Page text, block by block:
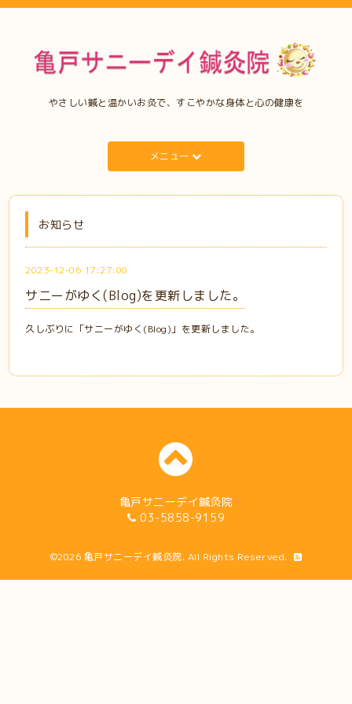
やさしい鍼と温かいお灸で、すこやかな身体と心の健康を
メニュー
お知らせ
2023-12-06 17:27:00
サニーがゆく(Blog)を更新しました。
久しぶりに「サニーがゆく(Blog)」を更新しました。
亀戸サニーデイ鍼灸院
03-5858-9159
©2026 亀戸サニーデイ鍼灸院. All Rights Reserved.